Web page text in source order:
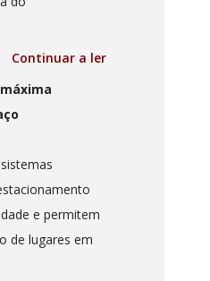
Continuar a ler
e permitem
de lugares em